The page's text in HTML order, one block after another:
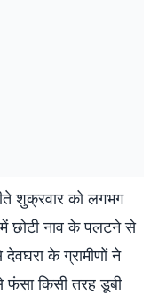
शुक्रवार को लगभग
छोटी नाव के पलटने से
के ग्रामीणों ने
किसी तरह डूबी